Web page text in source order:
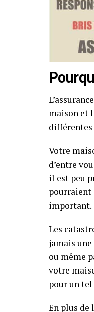
maison et
différentes
Votre
d’entre
il est peu
pourraient
important.
Les
jamais
ou même
votre
pour un
En plus de